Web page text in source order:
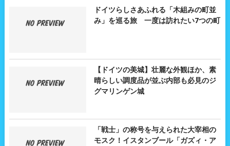
ドイツらしさあふれる「木組みの町並
み」を巡る旅 一度は訪れたい7つの町
【ドイツの美城】壮麗な外観ほか、素
晴らしい調度品が並ぶ内部も必見のジ
グマリンゲン城
「戦士」の称号を与えられた大宰相の
モスク！イスタンブール「ガズィ・ア